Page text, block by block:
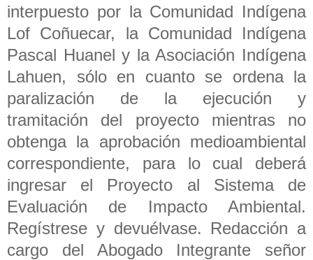
interpuesto por la Comunidad Indígena
Lof Coñuecar, la Comunidad Indígena
Pascal Huanel y la Asociación Indígena
Lahuen, sólo en cuanto se ordena la
paralización de la ejecución y
tramitación del proyecto mientras no
obtenga la aprobación medioambiental
correspondiente, para lo cual deberá
ingresar el Proyecto al Sistema de
Evaluación de Impacto Ambiental.
Regístrese y devuélvase. Redacción a
cargo del Abogado Integrante señor